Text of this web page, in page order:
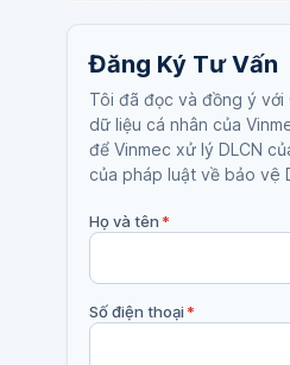
Đăng Ký Tư Vấn
Tôi đã đọc và đồng ý với
dữ liệu cá nhân của
để Vinmec xử lý DLCN
của pháp luật về bảo vệ
Họ và tên*
Số điện thoại*